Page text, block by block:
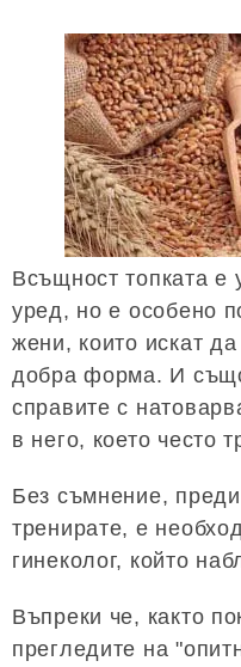
Всъщност топката е
уред, но е особено
жени, които искат
добра форма. И
справите с
в него, което често
Без съмнение,
тренирате, е
гинеколог, който
Въпреки че, както
прегледите на